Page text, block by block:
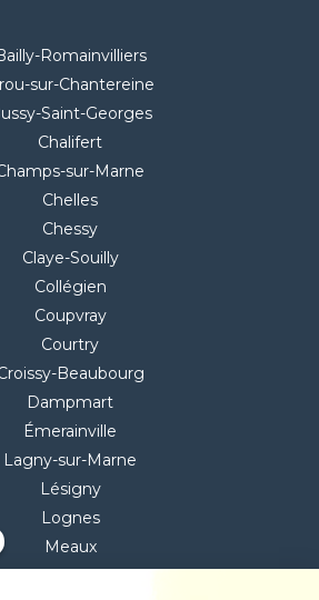
Romainvilliers
sur-Chantereine
Saint-Georges
Chalifert
sur-Marne
Chelles
Chessy
Claye-Souilly
Collégien
Coupvray
Courtry
Beaubourg
Dampmart
Émerainville
Lagny-sur-Marne
Lésigny
Lognes
Meaux